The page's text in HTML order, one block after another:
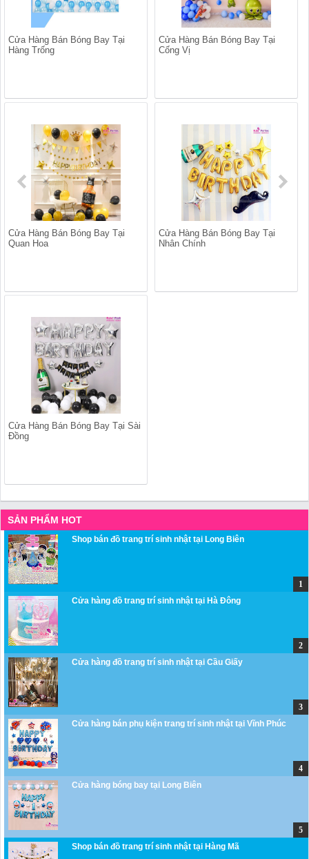
Cửa Hàng Bán Bóng Bay Tại
Hàng Trống
Cửa Hàng Bán Bóng Bay Tại
Cống Vị
Cửa Hàng Bán Bóng Bay Tại
Quan Hoa
Cửa Hàng Bán Bóng Bay Tại
Nhân Chính
Cửa Hàng Bán Bóng Bay Tại Sài
Đồng
SẢN PHẨM HOT
Shop bán đồ trang trí sinh nhật tại Long Biên
Cửa hàng đồ trang trí sinh nhật tại Hà Đông
Cửa hàng đồ trang trí sinh nhật tại Cầu Giấy
Cửa hàng bán phụ kiện trang trí sinh nhật tại Vĩnh Phúc
Cửa hàng bóng bay tại Long Biên
Shop bán đồ trang trí sinh nhật tại Hàng Mã